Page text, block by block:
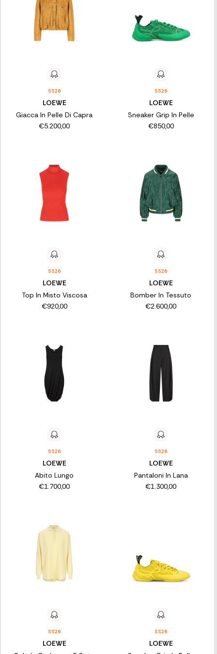
SS26
LOEWE
Giacca In Pelle Di Capra
€5.200,00
SS26
LOEWE
Sneaker Grip In Pelle
€850,00
SS26
LOEWE
Top In Misto Viscosa
€920,00
SS26
LOEWE
Bomber In Tessuto
€2.600,00
SS26
LOEWE
Abito Lungo
€1.700,00
SS26
LOEWE
Pantaloni In Lana
€1.300,00
SS26
LOEWE
SS26
LOEWE